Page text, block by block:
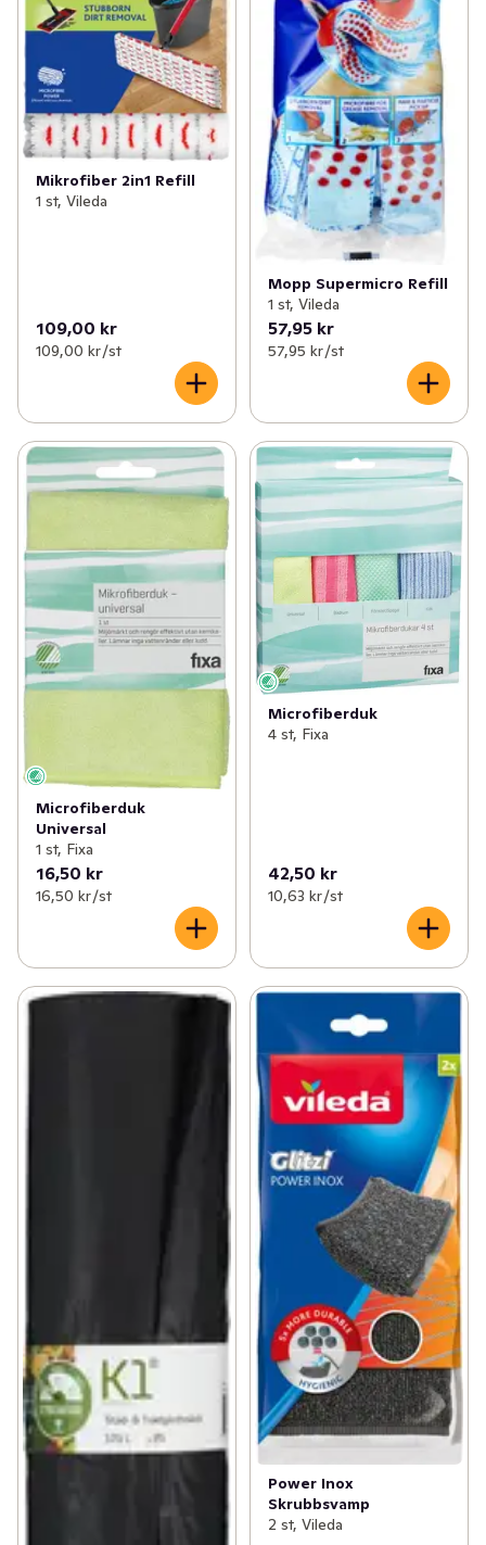
Mikrofiber 2in1 Refill
1 st, Vileda
109,00 kr
109,00 kr /st
Mopp Supermicro Refill
1 st, Vileda
57,95 kr
57,95 kr /st
Microfiberduk
Universal
1 st, Fixa
16,50 kr
16,50 kr /st
Microfiberduk
4 st, Fixa
42,50 kr
10,63 kr /st
Power Inox
Skrubbsvamp
2 st, Vileda